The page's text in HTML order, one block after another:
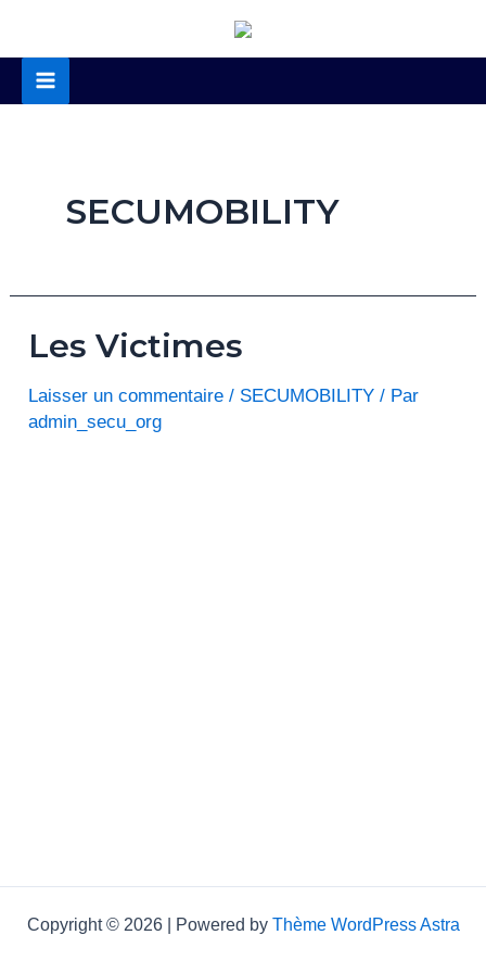
contenu
Main
SECUMOBILITY
Les Victimes
Laisser un commentaire / SECUMOBILITY / Par
admin_secu_org
Copyright © 2026 | Powered by Thème WordPress Astra